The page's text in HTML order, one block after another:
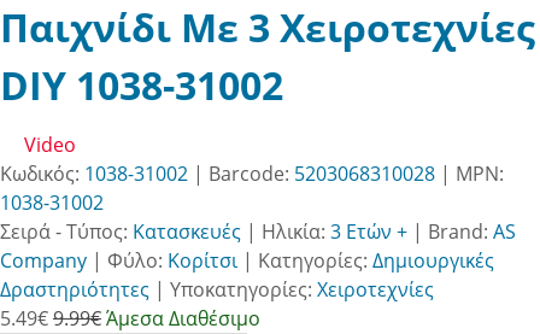
Παιχνίδι Με 3 Χειροτεχνίες
DIY 1038-31002
Video
Κωδικός: 1038-31002 | Barcode: 5203068310028 | MPN:
1038-31002
Σειρά - Τύπος: Κατασκευές | Ηλικία: 3 Ετών + | Brand: AS
Company | Φύλο: Κορίτσι| Κατηγορίες: Δημιουργικές
Δραστηριότητες | Υποκατηγορίες: Χειροτεχνίες
5.49€9.99€Άμεσα Διαθέσιμο